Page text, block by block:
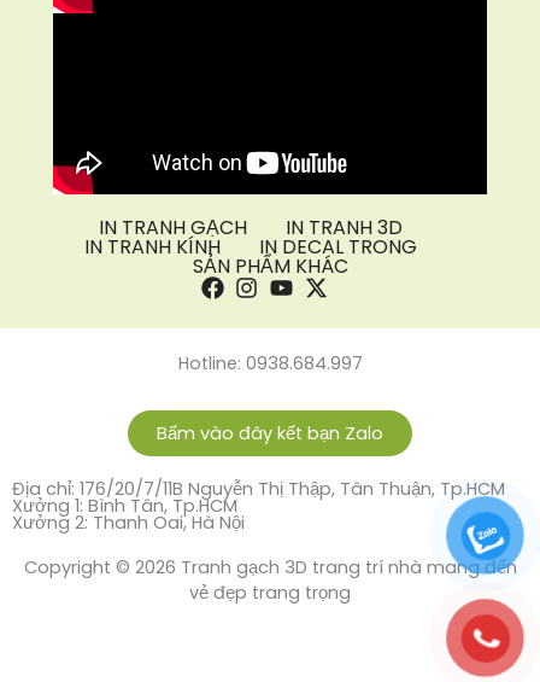
IN TRANH GẠCH IN TRANH 3D
IN TRANH KÍNH IN DECAL TRONG
SẢN PHẨM KHÁC
Hotline: 0938.684.997
Bấm vào đây kết bạn Zalo
Địa chỉ: 176/20/7/11B Nguyễn Thị Thập, Tân Thuận, Tp.HCM
Xưởng 1: Bình Tân, Tp.HCM
Xưởng 2: Thanh Oai, Hà Nội
Copyright © 2026 Tranh gạch 3D trang trí nhà mang đến
vẻ đẹp trang trọng